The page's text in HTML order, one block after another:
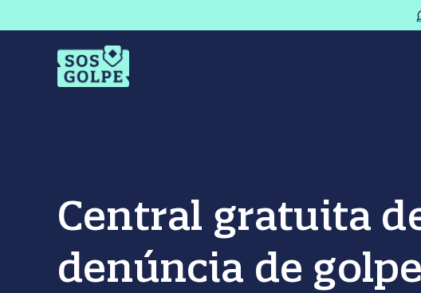
para
conteúdo
Central gratuita
denúncia de